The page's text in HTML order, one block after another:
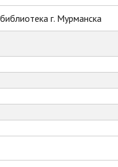
г. Мурманска